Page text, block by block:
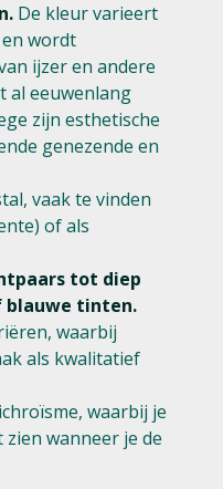
De kleur varieert
wordt
ijzer en andere
al eeuwenlang
zijn esthetische
genezende en
vaak te vinden
of als
tot diep
blauwe tinten.
waarbij
als kwalitatief
waarbij je
wanneer je de